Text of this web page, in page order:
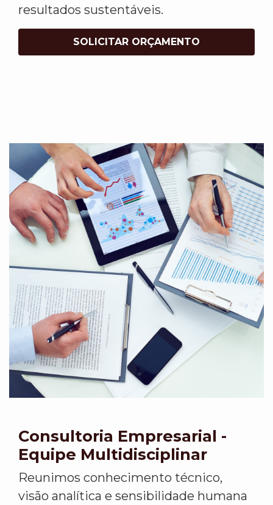
resultados sustentáveis.
SOLICITAR ORÇAMENTO
Consultoria Empresarial -
Equipe Multidisciplinar
Reunimos conhecimento técnico,
visão analítica e sensibilidade humana